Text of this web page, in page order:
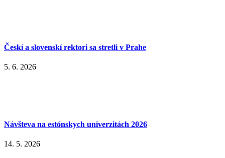
Českí a slovenskí rektori sa stretli v Prahe
5. 6. 2026
Návšteva na estónskych univerzitách 2026
14. 5. 2026